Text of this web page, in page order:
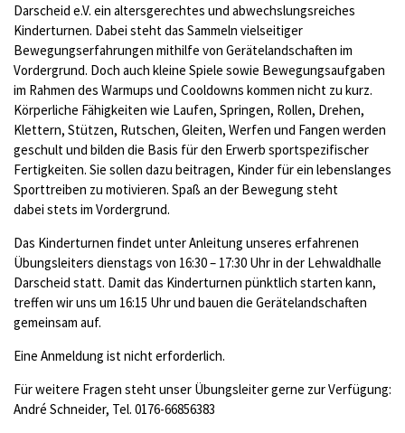
Darscheid e.V. ein altersgerechtes und abwechslungsreiches
Kinderturnen. Dabei steht das Sammeln vielseitiger
Bewegungserfahrungen mithilfe von Gerätelandschaften im
Vordergrund. Doch auch kleine Spiele sowie Bewegungsaufgaben
im Rahmen des Warmups und Cooldowns kommen nicht zu kurz.
Körperliche Fähigkeiten wie Laufen, Springen, Rollen, Drehen,
Klettern, Stützen, Rutschen, Gleiten, Werfen und Fangen werden
geschult und bilden die Basis für den Erwerb sportspezifischer
Fertigkeiten. Sie sollen dazu beitragen, Kinder für ein lebenslanges
Sporttreiben zu motivieren. Spaß an der Bewegung steht
dabei stets im Vordergrund.
Das Kinderturnen findet unter Anleitung unseres erfahrenen
Übungsleiters dienstags von 16:30 – 17:30 Uhr in der Lehwaldhalle
Darscheid statt. Damit das Kinderturnen pünktlich starten kann,
treffen wir uns um 16:15 Uhr und bauen die Gerätelandschaften
gemeinsam auf.
Eine Anmeldung ist nicht erforderlich.
Für weitere Fragen steht unser Übungsleiter gerne zur Verfügung:
André Schneider, Tel. 0176-66856383